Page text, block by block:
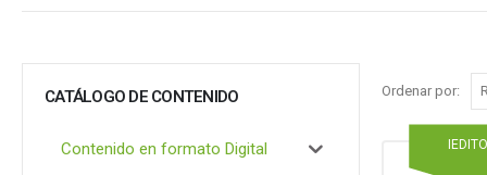
Ordenar por:
CATÁLOGO DE CONTENIDO
Contenido en formato Digital